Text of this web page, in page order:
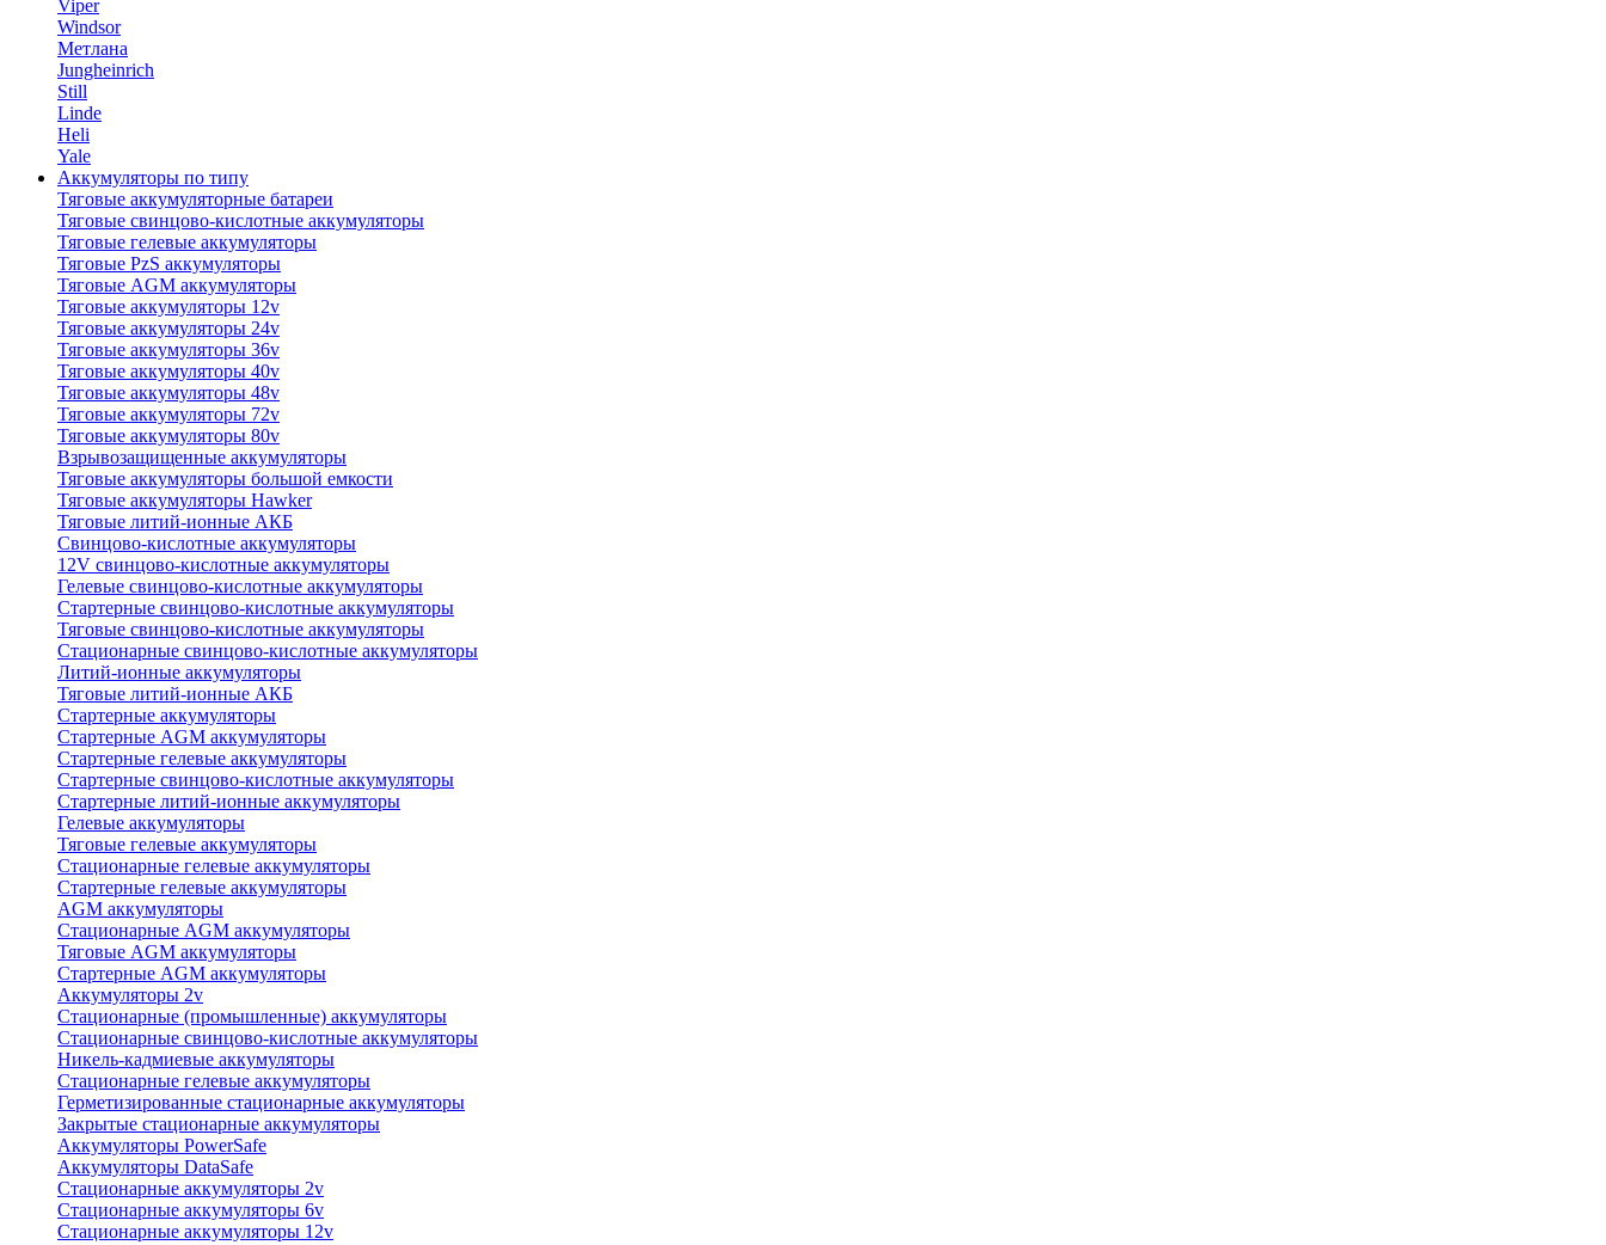
Viper
Windsor
Метлана
Jungheinrich
Still
Linde
Heli
Yale
Аккумуляторы по типу
Тяговые аккумуляторные батареи
Тяговые свинцово-кислотные аккумуляторы
Тяговые гелевые аккумуляторы
Тяговые PzS аккумуляторы
Тяговые AGM аккумуляторы
Тяговые аккумуляторы 12v
Тяговые аккумуляторы 24v
Тяговые аккумуляторы 36v
Тяговые аккумуляторы 40v
Тяговые аккумуляторы 48v
Тяговые аккумуляторы 72v
Тяговые аккумуляторы 80v
Взрывозащищенные аккумуляторы
Тяговые аккумуляторы большой емкости
Тяговые аккумуляторы Hawker
Тяговые литий-ионные АКБ
Свинцово-кислотные аккумуляторы
12V свинцово-кислотные аккумуляторы
Гелевые свинцово-кислотные аккумуляторы
Стартерные свинцово-кислотные аккумуляторы
Тяговые свинцово-кислотные аккумуляторы
Стационарные свинцово-кислотные аккумуляторы
Литий-ионные аккумуляторы
Тяговые литий-ионные АКБ
Стартерные аккумуляторы
Стартерные AGM аккумуляторы
Стартерные гелевые аккумуляторы
Стартерные свинцово-кислотные аккумуляторы
Стартерные литий-ионные аккумуляторы
Гелевые аккумуляторы
Тяговые гелевые аккумуляторы
Стационарные гелевые аккумуляторы
Стартерные гелевые аккумуляторы
AGM аккумуляторы
Стационарные AGM аккумуляторы
Тяговые AGM аккумуляторы
Стартерные AGM аккумуляторы
Аккумуляторы 2v
Стационарные (промышленные) аккумуляторы
Стационарные свинцово-кислотные аккумуляторы
Никель-кадмиевые аккумуляторы
Стационарные гелевые аккумуляторы
Герметизированные стационарные аккумуляторы
Закрытые стационарные аккумуляторы
Аккумуляторы PowerSafe
Аккумуляторы DataSafe
Стационарные аккумуляторы 2v
Стационарные аккумуляторы 6v
Стационарные аккумуляторы 12v